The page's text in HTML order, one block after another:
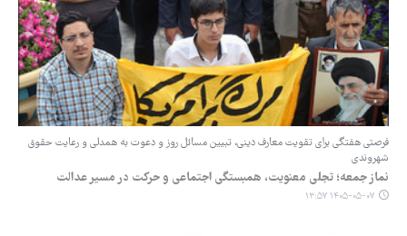
فرصتی هفتگی برای تقویت معارف دینی، تبیین مسائل روز و دعوت به همدلی و رعایت حقوق
شهروندی
نماز جمعه؛ تجلی معنویت، همبستگی اجتماعی و حرکت در مسیر عدالت
۱۴۰۵-۰۵-۰۷ ۱۳:۵۷